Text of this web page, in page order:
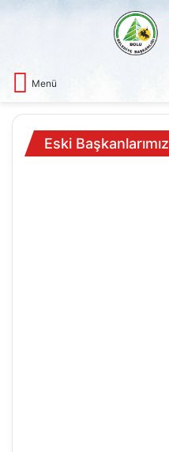
Menü
Eski Başkanlarımız